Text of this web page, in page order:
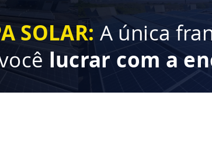
SOLAR: A única
lucrar com a